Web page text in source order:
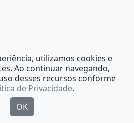
utilizamos cookies e
Ao continuar navegando,
desses recursos conforme
de Privacidade.
OK